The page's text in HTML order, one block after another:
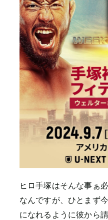
ヒロ手塚はそんな事ぁ
なんですが、ひとまず
になれるように彼から